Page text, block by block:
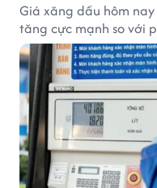
Giá xăng dầu hôm
tăng cực mạnh so với